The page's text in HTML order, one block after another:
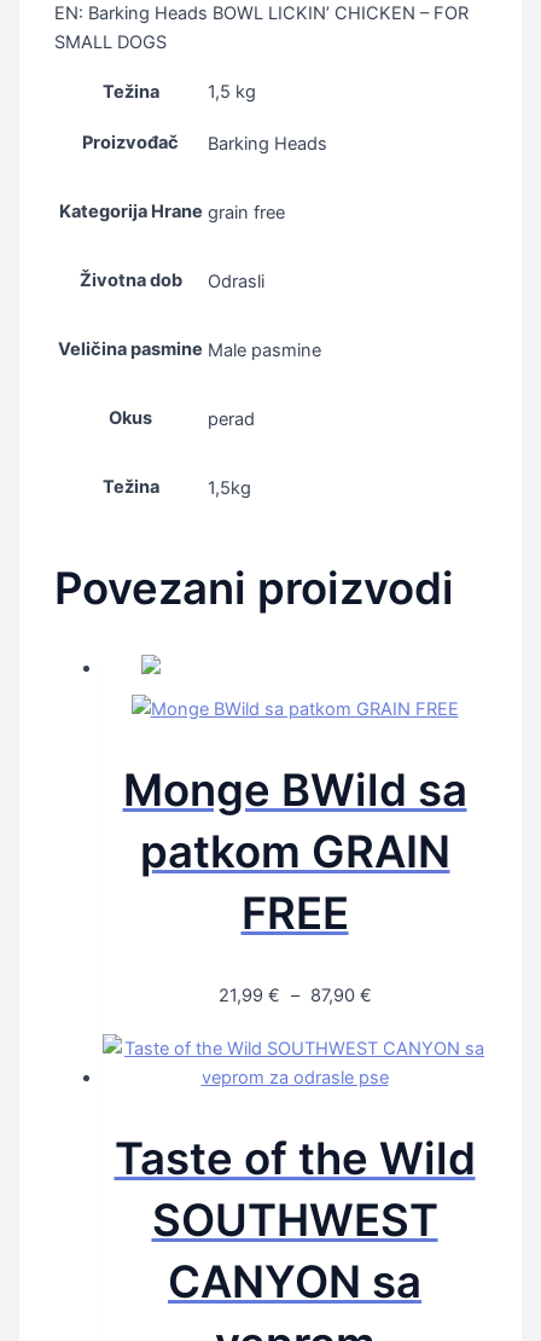
EN: Barking Heads BOWL LICKIN’ CHICKEN – FOR
SMALL DOGS
Težina 1,5 kg
Proizvođač Barking Heads
Kategorija Hrane grain free
Životna dob Odrasli
Veličina pasmine Male pasmine
Okus perad
Težina 1,5kg
Povezani proizvodi
Monge BWild sa
patkom GRAIN
FREE
21,99 € – 87,90 €
Taste of the Wild
SOUTHWEST
CANYON sa